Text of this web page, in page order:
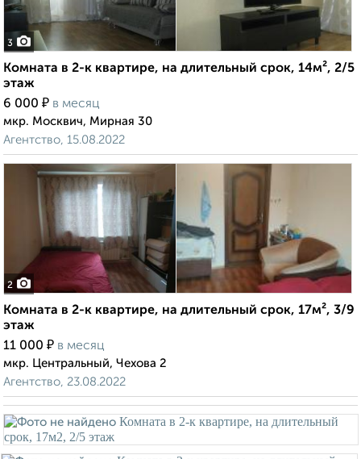
3
Комната в 2-к квартире, на длительный срок, 14м², 2/5
этаж
6 000 ₽ в месяц
мкр. Москвич, Мирная 30
Агентство, 15.08.2022
2
Комната в 2-к квартире, на длительный срок, 17м², 3/9
этаж
11 000 ₽ в месяц
мкр. Центральный, Чехова 2
Агентство, 23.08.2022